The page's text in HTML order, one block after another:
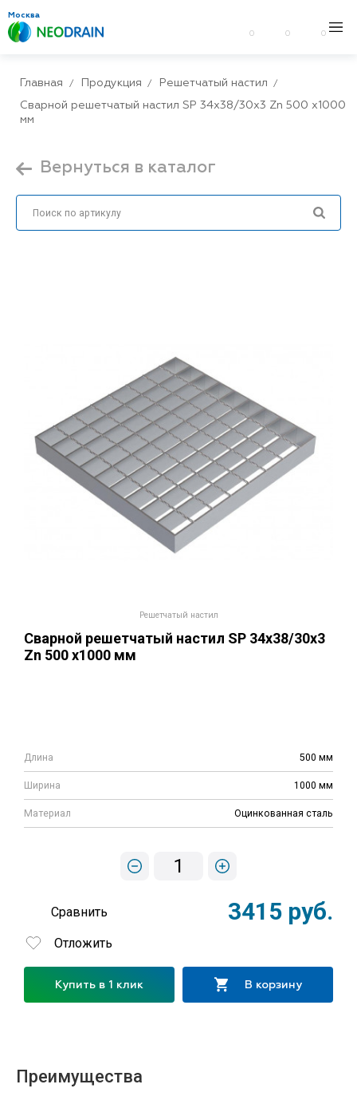
Москва
0 0 0
Главная Продукция
Решетчатый настил
Сварной решетчатый настил SР 34х38/30х3 Zn 500 х1000
мм
Вернуться в каталог
Решетчатый настил
Сварной решетчатый настил SР 34х38/30х3
Zn 500 х1000 мм
Длина 500 мм
Ширина 1000 мм
Материал Оцинкованная сталь
Сравнить
1
3415 руб.
Отложить
Купить в 1 клик В корзину
Преимущества